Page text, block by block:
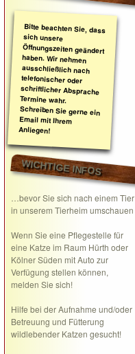
Bitte beachten Sie, dass
sich unsere
Öffnungszeiten geändert
haben. Wir nehmen
ausschließlich nach
telefonischer oder
schriftlicher Absprache
Termine wahr.
Schreiben Sie gerne ein
Email mit Ihrem
Anliegen!
WICHTIGE INFOS
…bevor Sie sich nach einem Tier
in unserem Tierheim umschauen
Wenn Sie eine Pflegestelle für
eine Katze im Raum Hürth oder
Kölner Süden mit Auto zur
Verfügung stellen können,
melden Sie sich!
Hilfe bei der Aufnahme und/oder
Betreuung und Fütterung
wildlebender Katzen gesucht!